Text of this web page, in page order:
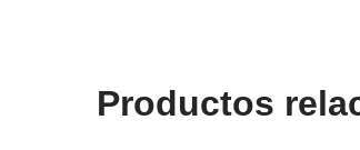
Productos